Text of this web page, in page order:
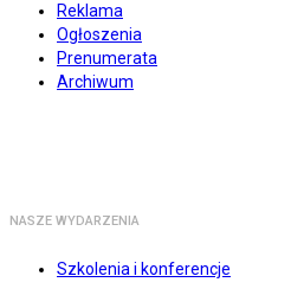
Reklama
Ogłoszenia
Prenumerata
Archiwum
NASZE WYDARZENIA
Szkolenia i konferencje